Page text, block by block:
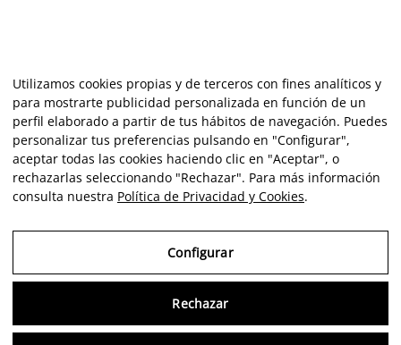
Utilizamos cookies propias y de terceros con fines analíticos y
para mostrarte publicidad personalizada en función de un
perfil elaborado a partir de tus hábitos de navegación. Puedes
personalizar tus preferencias pulsando en "Configurar",
aceptar todas las cookies haciendo clic en "Aceptar", o
rechazarlas seleccionando "Rechazar". Para más información
consulta nuestra Política de Privacidad y Cookies.
Configurar
Rechazar